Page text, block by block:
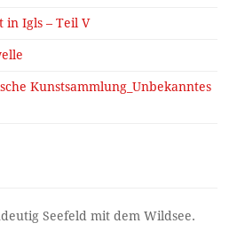
in Igls – Teil V
Kunstsammlung_Unbekanntes
Seefeld mit dem Wildsee.